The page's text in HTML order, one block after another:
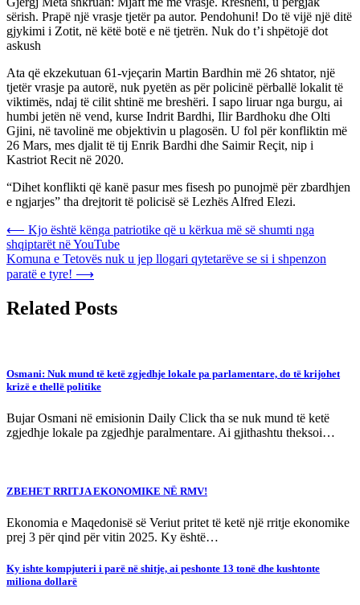
sërish. Prapë një vrasje tjetër pa autor. Pendohuni! Do të vijë një ditë
gjykimi i Zotit, në këtë botë e në tjetrën. Nuk do t’i shpëtojë dot
askush
Ata që ekzekutuan 61-vjeçarin Martin Bardhin më 26 shtator, një
tjetër vrasje pa autorë, nuk pyetën as për policinë përballë lokalit të
viktimës, ndaj të cilit shtinë me breshëri. I sapo liruar nga burgu, ai
humbi jetën në vend, kurse Indrit Bardhi, Ilir Bardhoku dhe Olti
Gjini, në tavolinë me objektivin u plagosën. U fol për konfliktin më
26 Mars, mes djalit të tij Enrik Bardhi dhe Saimir Reçit, nip i
Kastriot Recit në 2020.
“Dihet konflikti që kanë pasur mes fisesh po punojmë për zbardhjen
e ngjarjes” tha drejtorit të policisë së Lezhës Alfred Elezi.
Post
navigation
⟵ Kjo është kënga patriotike që u kërkua më së shumti nga
shqiptarët në YouTube
Komuna e Tetovës nuk u jep llogari qytetarëve se si i shpenzon
paratë e tyre! ⟶
Related Posts
Osmani: Nuk mund të ketë zgjedhje lokale pa parlamentare, do të krijohet
krizë e thellë politike
Bujar Osmani në emisionin Daily Click tha se nuk mund të ketë
zgjedhje lokale pa zgjedhje paralmentare. Ai gjithashtu theksoi…
ZBEHET RRITJA EKONOMIKE NË RMV!
Ekonomia e Maqedonisë së Veriut pritet të ketë një rritje ekonomike
prej 3 për qind për vitin 2025. Ky është…
Ky ishte kompjuteri i parë në shitje, ai peshonte 13 tonë dhe kushtonte
miliona dollarë